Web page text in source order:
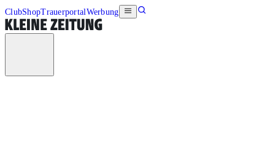
ClubShopTrauerportalWerbung